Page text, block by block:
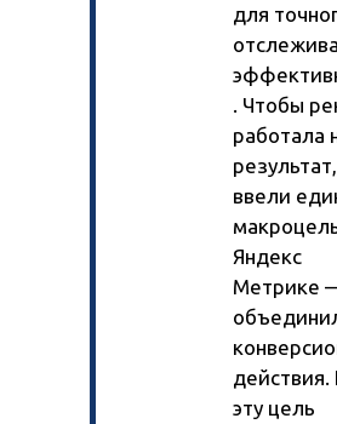
для
. Чтобы
работала
результат,
ввели
Яндекс
Метрике
эту цель